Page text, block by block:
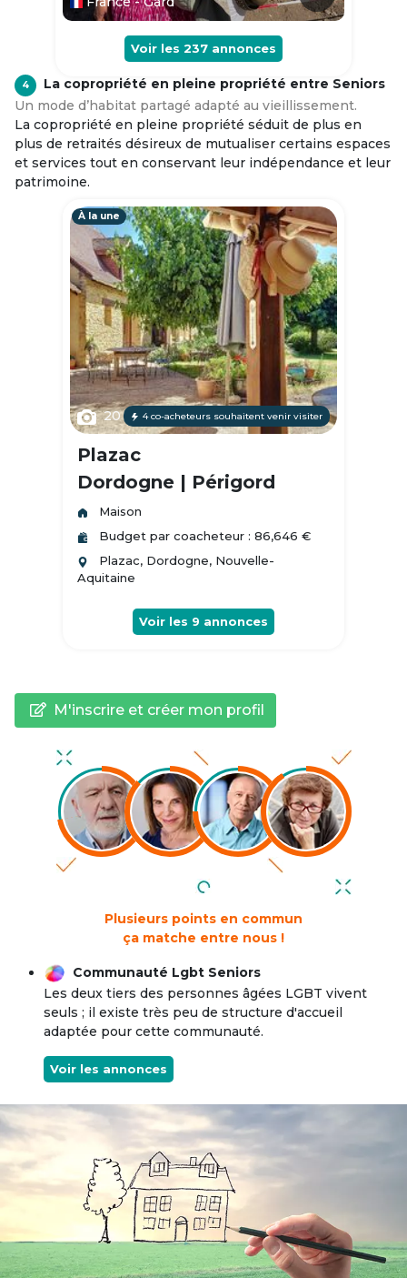
Voir les 237 annonces
4
La copropriété en pleine propriété entre Seniors
Un mode d’habitat partagé adapté au vieillissement.
La copropriété en pleine propriété séduit de plus en
plus de retraités désireux de mutualiser certains espaces
et services tout en conservant leur indépendance et leur
patrimoine.
À la une
20 4 co-acheteurs souhaitent venir visiter
Plazac
Dordogne | Périgord
Maison
Budget par coacheteur : 86,646 €
Plazac, Dordogne, Nouvelle-
Aquitaine
Voir les 9 annonces
M'inscrire et créer mon profil
Plusieurs points en commun
ça matche entre nous !
Communauté Lgbt Seniors
Les deux tiers des personnes âgées LGBT vivent
seuls ; il existe très peu de structure d'accueil
adaptée pour cette communauté.
Voir les annonces